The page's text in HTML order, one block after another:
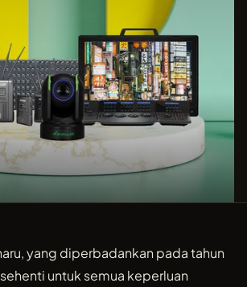
yang diperbadankan pada tahun
untuk semua keperluan